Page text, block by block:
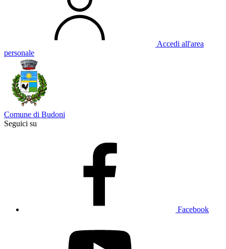
Accedi all'area
personale
Comune di Budoni
Seguici su
Facebook